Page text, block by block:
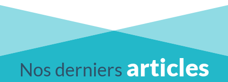
Nos derniers articles